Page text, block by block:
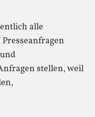
alle
stellen, weil